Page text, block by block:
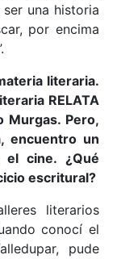
una historia
por encima
literaria.
RELATA
Murgas. Pero,
encuentro un
cine. ¿Qué
escritural?
literarios
conocí el
pude